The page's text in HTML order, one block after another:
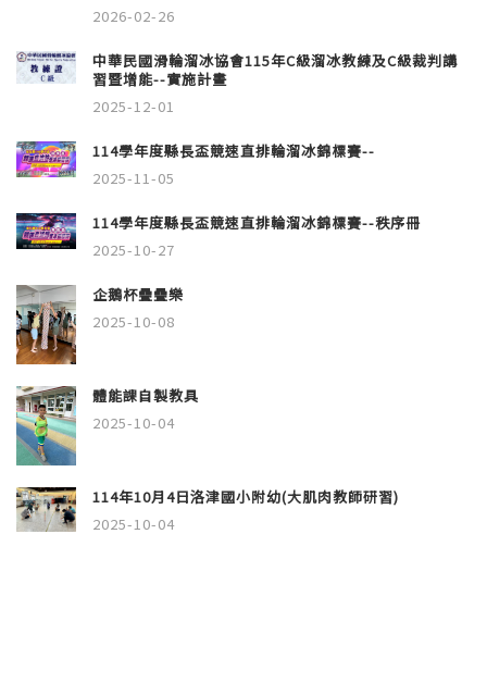
2026-02-26
中華民國滑輪溜冰協會115年C級溜冰教練及C級裁判講
習暨增能--實施計畫
2025-12-01
114學年度縣長盃競速直排輪溜冰錦標賽--
2025-11-05
114學年度縣長盃競速直排輪溜冰錦標賽--秩序冊
2025-10-27
企鵝杯疊疊樂
2025-10-08
體能課自製教具
2025-10-04
114年10月4日洛津國小附幼(大肌肉教師研習)
2025-10-04